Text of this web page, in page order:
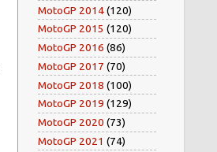
MotoGP 2014(120)
MotoGP 2015 (120)
MotoGP 2016 (86)
MotoGP 2017 (70)
MotoGP 2018 (100)
MotoGP 2019 (129)
MotoGP 2020 (73)
MotoGP 2021 (74)